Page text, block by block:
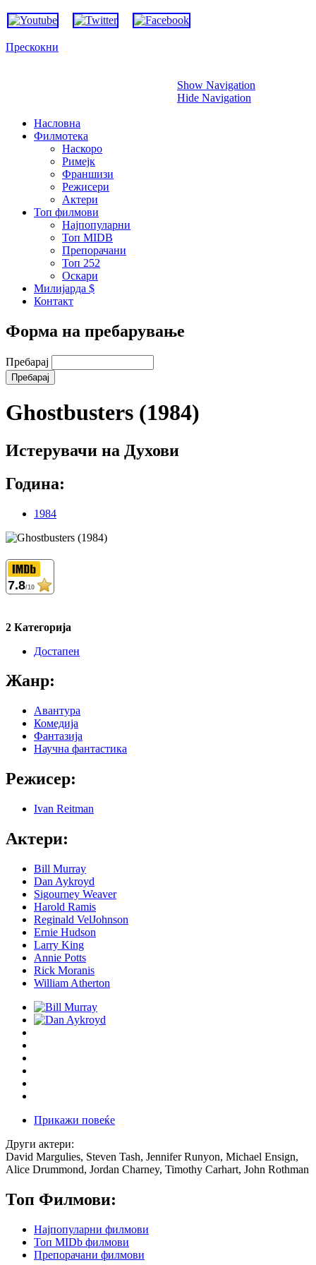
Прескокни
Show Navigation
Hide Navigation
Насловна
Филмотека
Наскоро
Римејк
Франшизи
Режисери
Актери
Топ филмови
Најпопуларни
Топ MIDB
Препорачани
Топ 252
Оскари
Милијарда $
Контакт
Форма на пребарување
Пребарај
Ghostbusters (1984)
Истерувачи на Духови
Година:
1984
7.8/10
2 Категорија
Достапен
Жанр:
Авантура
Комедија
Фантазија
Научна фантастика
Режисер:
Ivan Reitman
Актери:
Bill Murray
Dan Aykroyd
Sigourney Weaver
Harold Ramis
Reginald VelJohnson
Ernie Hudson
Larry King
Annie Potts
Rick Moranis
William Atherton
Прикажи повеќе
Други актери:
David Margulies, Steven Tash, Jennifer Runyon, Michael Ensign,
Alice Drummond, Jordan Charney, Timothy Carhart, John Rothman
Топ Филмови:
Најпопуларни филмови
Топ MIDb филмови
Препорачани филмови